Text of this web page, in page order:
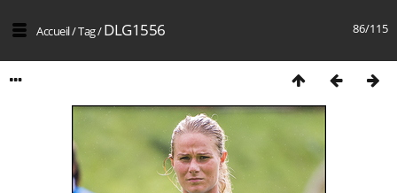
86/115
Accueil/Tag/DLG1556